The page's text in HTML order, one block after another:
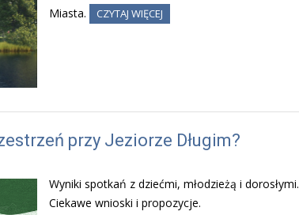
Miasta.
CZYTAJ WIĘCEJ
przy Jeziorze Długim?
Wyniki spotkań z dziećmi, młodzieżą i dorosłymi.
Ciekawe wnioski i propozycje.